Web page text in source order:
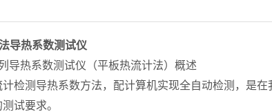
导热系数测试仪
导热系数测试仪（平板热流计法）概述
检测导热系数方法，配计算机实现全自动检测，是
试要求。